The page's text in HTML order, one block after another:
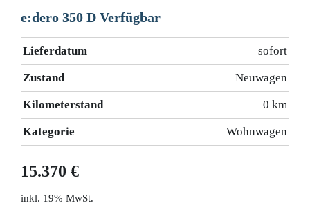
e:dero 350 D Verfügbar
Lieferdatum sofort
Zustand Neuwagen
Kilometerstand 0 km
Kategorie Wohnwagen
15.370 €
19% MwSt.